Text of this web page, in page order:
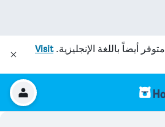
متوفر أيضاً باللغة الإنجليزية.Visit